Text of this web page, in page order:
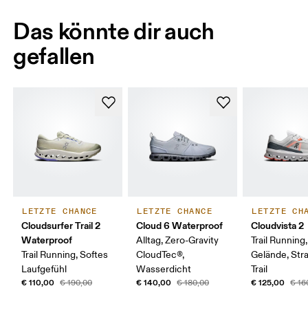
Das könnte dir auch
gefallen
LETZTE CHANCE
Cloudsurfer Trail 2
Waterproof
Trail Running, Softes
Laufgefühl
€ 110,00 € 190,00
LETZTE CHANCE
Cloud 6 Waterproof
Alltag, Zero-Gravity
CloudTec®,
Wasserdicht
€ 140,00 € 180,00
LETZTE
Cloudvista 2
Trail
Gelände,
Trail
€ 125,00 €